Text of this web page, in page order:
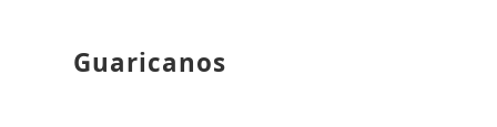
Guaricanos